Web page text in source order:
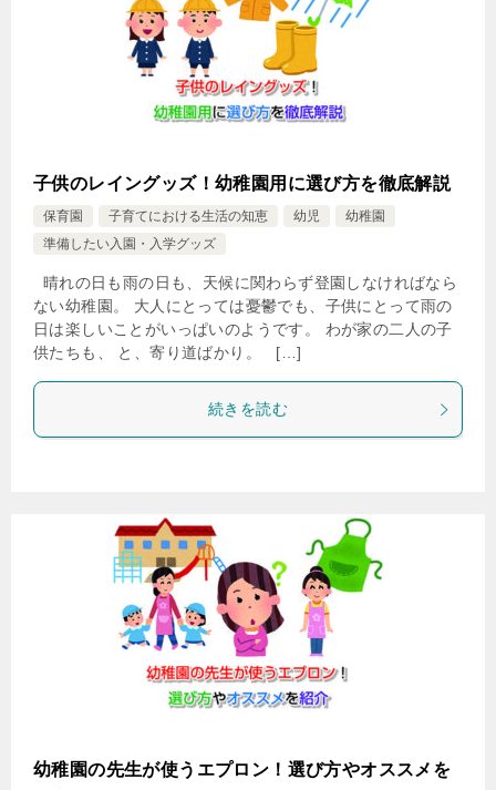
子供のレイングッズ！幼稚園用に選び方を徹底解説
保育園 子育てにおける生活の知恵 幼児
幼稚園
準備したい入園・入学グッズ
晴れの日も雨の日も、天候に関わらず登園しなければなら
ない幼稚園。 大人にとっては憂鬱でも、子供にとって雨の
日は楽しいことがいっぱいのようです。 わが家の二人の子
供たちも、 と、寄り道ばかり。 […]
続きを読む
幼稚園の先生が使うエプロン！選び方やオススメを